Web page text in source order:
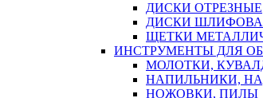
ДИСКИ ОТРЕЗНЫЕ
ДИСКИ
ЩЕТКИ
ИНСТРУМЕНТЫ ДЛЯ
МОЛОТКИ,
НАПИЛЬНИКИ,
НОЖОВКИ, ПИЛЫ